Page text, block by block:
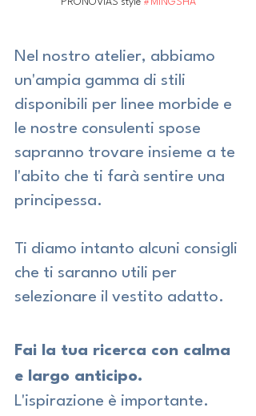
Nel nostro atelier, abbiamo
un'ampia gamma di stili
disponibili per linee morbide e
le nostre consulenti spose
sapranno trovare insieme a te
l'abito che ti farà sentire una
principessa.
Ti diamo intanto alcuni consigli
che ti saranno utili per
selezionare il vestito adatto.
Fai la tua ricerca con calma
e largo anticipo.
L'ispirazione è importante.